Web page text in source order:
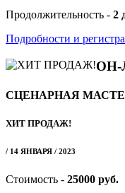
Продолжительность - 2
Подробности и
ОН-
СЦЕНАРНАЯ
ХИТ ПРОДАЖ!
/ 14 ЯНВАРЯ / 2023
Стоимость - 25000 руб.